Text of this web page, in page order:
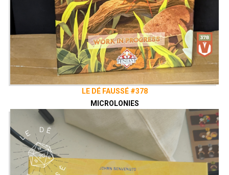
LE DÉ FAUSSÉ #378
MICROLONIES